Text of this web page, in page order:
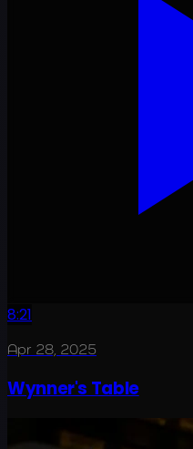
8:21
Apr 28, 2025
Wynner's Table